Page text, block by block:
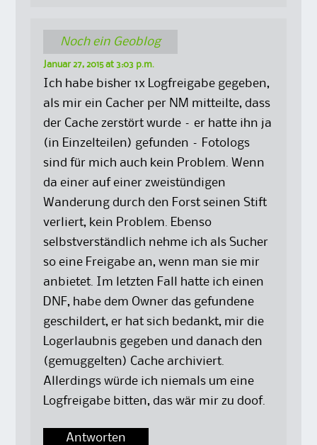
Noch ein Geoblog
Januar 27, 2015 at 3:03 p.m.
Ich habe bisher 1x Logfreigabe gegeben,
als mir ein Cacher per NM mitteilte, dass
der Cache zerstört wurde – er hatte ihn ja
(in Einzelteilen) gefunden – Fotologs
sind für mich auch kein Problem. Wenn
da einer auf einer zweistündigen
Wanderung durch den Forst seinen Stift
verliert, kein Problem. Ebenso
selbstverständlich nehme ich als Sucher
so eine Freigabe an, wenn man sie mir
anbietet. Im letzten Fall hatte ich einen
DNF, habe dem Owner das gefundene
geschildert, er hat sich bedankt, mir die
Logerlaubnis gegeben und danach den
(gemuggelten) Cache archiviert.
Allerdings würde ich niemals um eine
Logfreigabe bitten, das wär mir zu doof.
Antworten